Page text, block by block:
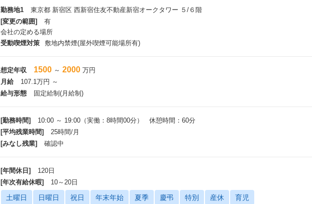
経営層と密に連携しながら、データドリブンな意思決定基盤の構築、中長期戦略の立案、全社的な収益プ
化、さらには資金調達・M&A・アライアンスなどの重要テーマにも関与し、AI市場No.1企業への成長を加
要ポジションです。
勤務地1
東京都 新宿区 西新宿住友不動産新宿オークタワー ５/６階
[変更の範囲]
有
会社の定める場所
受動喫煙対策
敷地内禁煙(屋外喫煙可能場所有)
想定年収 1500 ～ 2000 万円
月給
107.1万円 ～
給与形態
固定給制(月給制)
[勤務時間]
10:00 ～ 19:00（実働：8時間00分） 休憩時間：60分
[平均残業時間]
25時間/月
[みなし残業]
確認中
[年間休日]
120日
[年次有給休暇]
10～20日
土曜日 日曜日 祝日 年末年始 夏季 慶弔 特別 産休 育児